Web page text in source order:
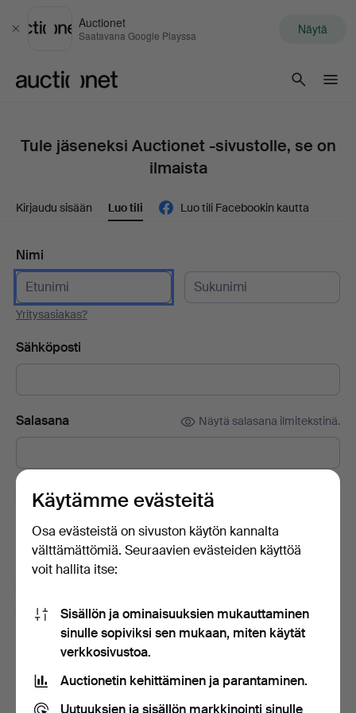
Sulje
Auctionet
Saatavana Google Playssa Näytä
Tule jäseneksi Auctionet -sivustolle, se on
ilmaista
Kirjaudu sisään Luo tili Luo tili Facebookin kautta
Nimi
Yritysasiakas?
Sähköposti
Salasana Näytä salasana ilmitekstinä.
Tilaa Auctionet -sivuston uutiskirje.
esineitä ja inspiraatiota. Jos muutat mielesi, voit helposti
lopettaa tilauksen.
myyntiehdot
sekä vahvistan lukeneeni
tietosuojakäytännön .
Luo tili
Käytämme evästeitä
Osa evästeistä on sivuston käytön kannalta
välttämättömiä. Seuraavien evästeiden käyttöä
voit hallita itse:
Sisällön ja ominaisuuksien mukauttaminen
sinulle sopiviksi sen mukaan, miten käytät
verkkosivustoa.
Auctionetin kehittäminen ja parantaminen.
Uutuuksien ja sisällön markkinointi sinulle